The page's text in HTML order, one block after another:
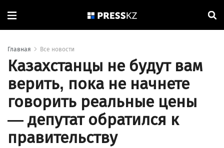
Главная Все новости
Казахстанцы не будут вам
верить, пока не начнете
говорить реальные цены
— депутат обратился к
правительству